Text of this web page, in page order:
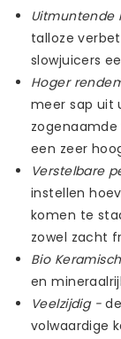
talloze
slowjuicers
Hoger
meer sap uit
een zeer
Verstelbare
instellen
komen te
zowel zacht
Bio
en
Veelzijdig -
volwaardige